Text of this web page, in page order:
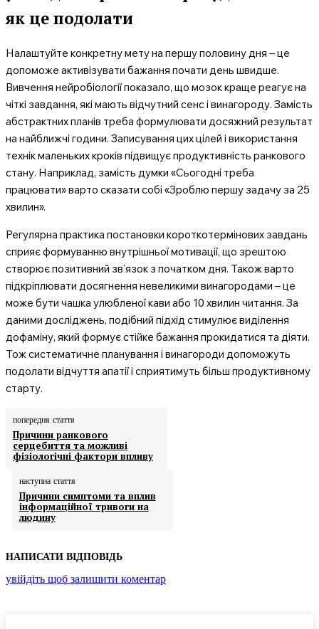
як це подолати
Налаштуйте конкретну мету на першу половину дня – це
допоможе активізувати бажання почати день швидше.
Вивчення нейробіології показало, що мозок краще реагує на
чіткі завдання, які мають відчутний сенс і винагороду. Замість
абстрактних планів треба формулювати досяжний результат
на найближчі години. Записування цих цілей і використання
технік маленьких кроків підвищує продуктивність ранкового
стану. Наприклад, замість думки «Сьогодні треба
працювати» варто сказати собі «Зроблю першу задачу за 25
хвилин».
Регулярна практика постановки короткотермінових завдань
сприяє формуванню внутрішньої мотивації, що зрештою
створює позитивний зв’язок з початком дня. Також варто
підкріплювати досягнення невеликими винагородами – це
може бути чашка улюбленої кави або 10 хвилин читання. За
даними досліджень, подібний підхід стимулює виділення
дофаміну, який формує стійке бажання прокидатися та діяти.
Тож систематичне планування і винагороди допоможуть
подолати відчуття апатії і сприятимуть більш продуктивному
старту.
попередня стаття
Причини ранкового
серцебиття та можливі
фізіологічні фактори впливу
наступна стаття
Причини симптоми та вплив
інформаційної тривоги на
людину
НАПИСАТИ ВІДПОВІДЬ
увійдіть щоб залишити коментар